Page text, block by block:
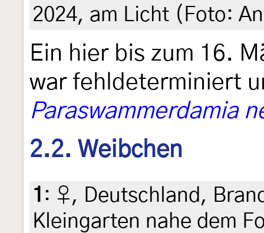
2024, am Licht (Foto:
Ein hier bis zum 16.
war fehldeterminiert
Paraswammerdamia
2.2. Weibchen
1 : ♀, Deutschland,
Kleingarten nahe dem